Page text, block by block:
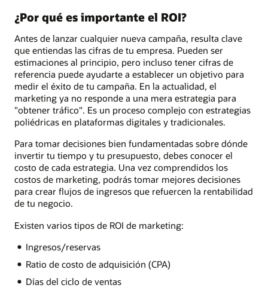
¿Por qué es importante el ROI?
Antes de lanzar cualquier nueva campaña, resulta clave
que entiendas las cifras de tu empresa. Pueden ser
estimaciones al principio, pero incluso tener cifras de
referencia puede ayudarte a establecer un objetivo para
medir el éxito de tu campaña. En la actualidad, el
marketing ya no responde a una mera estrategia para
"obtener tráfico". Es un proceso complejo con estrategias
poliédricas en plataformas digitales y tradicionales.
Para tomar decisiones bien fundamentadas sobre dónde
invertir tu tiempo y tu presupuesto, debes conocer el
costo de cada estrategia. Una vez comprendidos los
costos de marketing, podrás tomar mejores decisiones
para crear flujos de ingresos que refuercen la rentabilidad
de tu negocio.
Existen varios tipos de ROI de marketing:
Ingresos/reservas
Ratio de costo de adquisición (CPA)
Días del ciclo de ventas